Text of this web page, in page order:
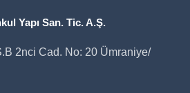
Yapı San. Tic. A.Ş.
2nci Cad. No: 20 Ümraniye/